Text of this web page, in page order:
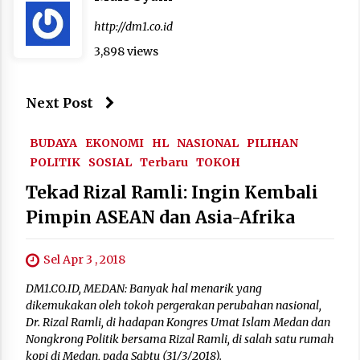
http://dm1.co.id
3,898 views
Next Post
BUDAYA EKONOMI HL NASIONAL PILIHAN
POLITIK
SOSIAL Terbaru TOKOH
Tekad Rizal Ramli: Ingin Kembali
Pimpin ASEAN dan Asia-Afrika
Sel Apr 3 , 2018
DM1.CO.ID, MEDAN: Banyak hal menarik yang
dikemukakan oleh tokoh pergerakan perubahan nasional,
Dr. Rizal Ramli, di hadapan Kongres Umat Islam Medan dan
Nongkrong Politik bersama Rizal Ramli, di salah satu rumah
kopi di Medan, pada Sabtu (31/3/2018).